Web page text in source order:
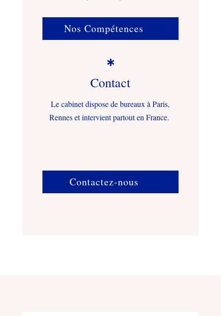
Nos Compétences

Contact
Le cabinet dispose de bureaux à Paris,
Rennes et intervient partout en France.
Contactez-nous